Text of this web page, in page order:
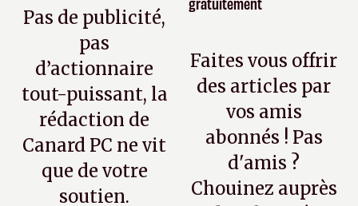
Pas de publicité,
pas
d’actionnaire
tout-puissant, la
rédaction de
Canard PC ne vit
que de votre
soutien.
Faites vous offrir
des articles par
vos amis
abonnés ! Pas
d'amis ?
Chouinez auprès